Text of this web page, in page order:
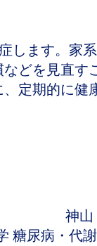
します。家
どを見直す
定期的に健
神山
糖尿病・代